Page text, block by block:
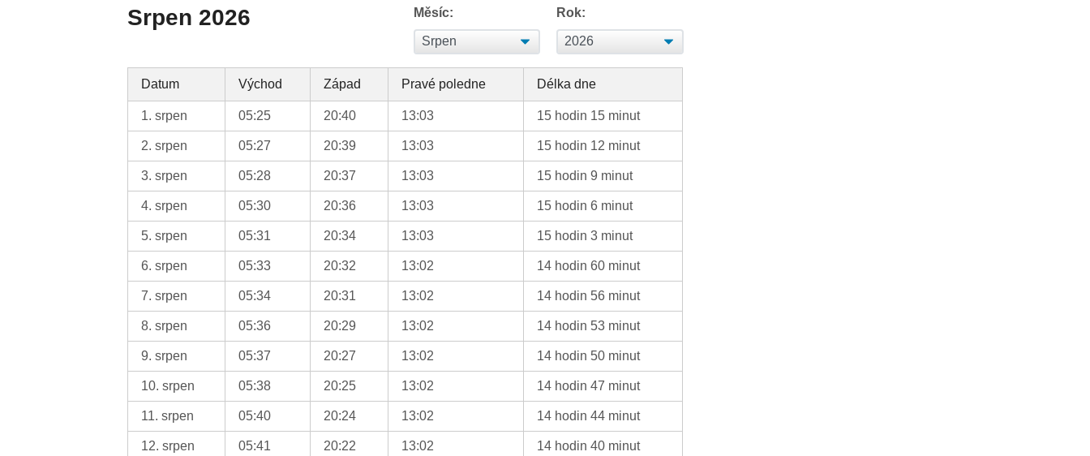
Srpen 2026 Měsíc: Rok:
Datum Východ Západ Pravé poledne Délka dne
1. srpen 05:25 20:40 13:03 15 hodin 15 minut
2. srpen 05:27 20:39 13:03 15 hodin 12 minut
3. srpen 05:28 20:37 13:03 15 hodin 9 minut
4. srpen 05:30 20:36 13:03 15 hodin 6 minut
5. srpen 05:31 20:34 13:03 15 hodin 3 minut
6. srpen 05:33 20:32 13:02 14 hodin 60 minut
7. srpen 05:34 20:31 13:02 14 hodin 56 minut
8. srpen 05:36 20:29 13:02 14 hodin 53 minut
9. srpen 05:37 20:27 13:02 14 hodin 50 minut
10. srpen 05:38 20:25 13:02 14 hodin 47 minut
11. srpen 05:40 20:24 13:02 14 hodin 44 minut
12. srpen 05:41 20:22 13:02 14 hodin 40 minut